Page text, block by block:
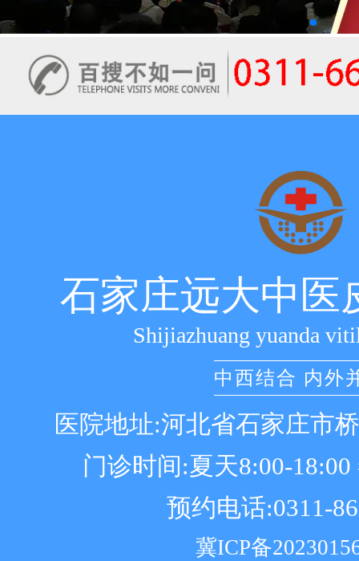
石家庄远大中医
Shijiazhuang yuanda
中西结合 内外
医院地址:河北省石家庄市
门诊时间:夏天8:00-18:00
预约电话:0311-
冀ICP备